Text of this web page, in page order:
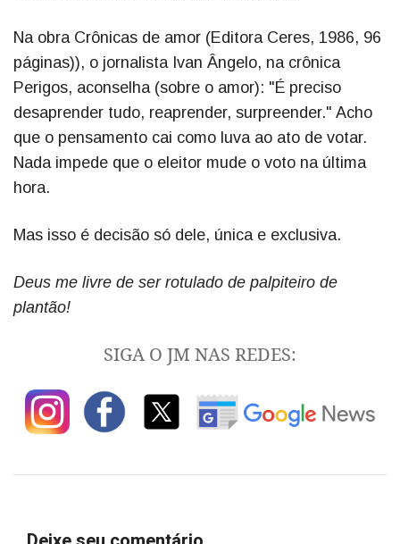
Na obra Crônicas de amor (Editora Ceres, 1986, 96
páginas)), o jornalista Ivan Ângelo, na crônica
Perigos, aconselha (sobre o amor): "É preciso
desaprender tudo, reaprender, surpreender." Acho
que o pensamento cai como luva ao ato de votar.
Nada impede que o eleitor mude o voto na última
hora.
Mas isso é decisão só dele, única e exclusiva.
Deus me livre de ser rotulado de palpiteiro de
plantão!
SIGA O JM NAS REDES: